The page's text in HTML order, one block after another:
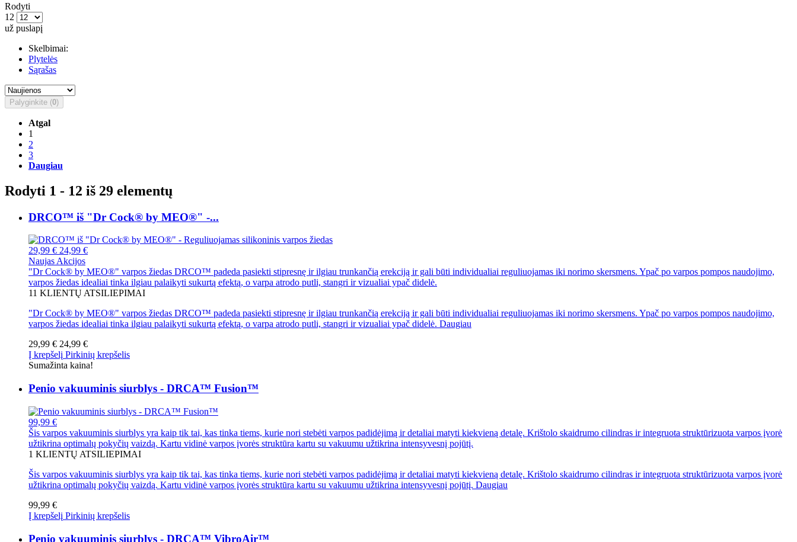
Rodyti
12
už puslapį
Skelbimai:
Plytelės
Sąrašas
Palyginkite (0)
Atgal
1
2
3
Daugiau
Rodyti 1 - 12 iš 29 elementų
DRCO™ iš "Dr Cock® by MEO®" -...
29,99 € 24,99 €
NaujasAkcijos
"Dr Cock® by MEO®" varpos žiedas DRCO™ padeda pasiekti stipresnę ir ilgiau trunkančią erekciją ir gali būti individualiai reguliuojamas iki norimo skersmens. Ypač po varpos pompos naudojimo,
varpos žiedas idealiai tinka ilgiau palaikyti sukurtą efektą, o varpa atrodo putli, stangri ir vizualiai ypač didelė.
11 KLIENTŲ ATSILIEPIMAI
"Dr Cock® by MEO®" varpos žiedas DRCO™ padeda pasiekti stipresnę ir ilgiau trunkančią erekciją ir gali būti individualiai reguliuojamas iki norimo skersmens. Ypač po varpos pompos naudojimo,
varpos žiedas idealiai tinka ilgiau palaikyti sukurtą efektą, o varpa atrodo putli, stangri ir vizualiai ypač didelė. Daugiau
29,99 € 24,99 €
Į krepšelį Pirkinių krepšelis
Sumažinta kaina!
Penio vakuuminis siurblys - DRCA™ Fusion™
99,99 €
Šis varpos vakuuminis siurblys yra kaip tik tai, kas tinka tiems, kurie nori stebėti varpos padidėjimą ir detaliai matyti kiekvieną detalę. Krištolo skaidrumo cilindras ir integruota struktūrizuota varpos įvorė
užtikrina optimalų pokyčių vaizdą. Kartu vidinė varpos įvorės struktūra kartu su vakuumu užtikrina intensyvesnį pojūtį.
1 KLIENTŲ ATSILIEPIMAI
Šis varpos vakuuminis siurblys yra kaip tik tai, kas tinka tiems, kurie nori stebėti varpos padidėjimą ir detaliai matyti kiekvieną detalę. Krištolo skaidrumo cilindras ir integruota struktūrizuota varpos įvorė
užtikrina optimalų pokyčių vaizdą. Kartu vidinė varpos įvorės struktūra kartu su vakuumu užtikrina intensyvesnį pojūtį. Daugiau
99,99 €
Į krepšelį Pirkinių krepšelis
Penio vakuuminis siurblys - DRCA™ VibroAir™